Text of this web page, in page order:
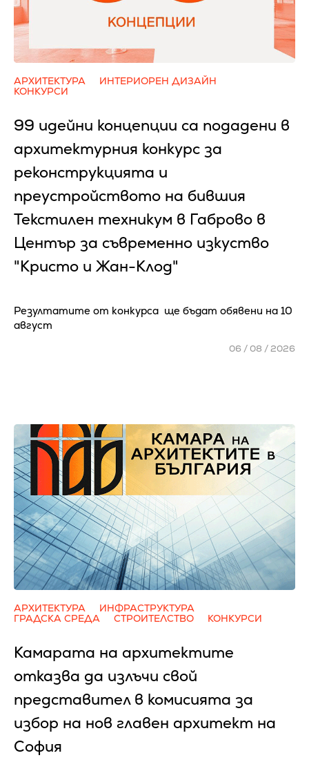
АРХИТЕКТУРА
ИНТЕРИОРЕН ДИЗАЙН
КОНКУРСИ
99 идейни концепции са подадени в
архитектурния конкурс за
реконструкцията и
преустройството на бившия
Текстилен техникум в Габрово в
Център за съвременно изкуство
"Кристо и Жан-Клод"
Резултатите от конкурса ще бъдат обявени на 10
август
06 / 08 / 2026
АРХИТЕКТУРА
ИНФРАСТРУКТУРА
ГРАДСКА СРЕДА
СТРОИТЕЛСТВО КОНКУРСИ
Камарата на архитектите
отказва да излъчи свой
представител в комисията за
избор на нов главен архитект на
София